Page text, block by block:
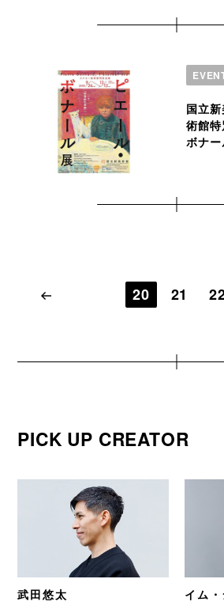
国立
術館
ボナー
20 21
PICK UP CREATOR
武田悠太 イム